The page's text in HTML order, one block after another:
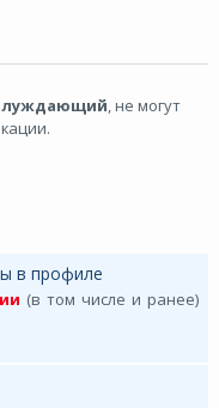
, не могут
в профиле
(в том числе и ранее)